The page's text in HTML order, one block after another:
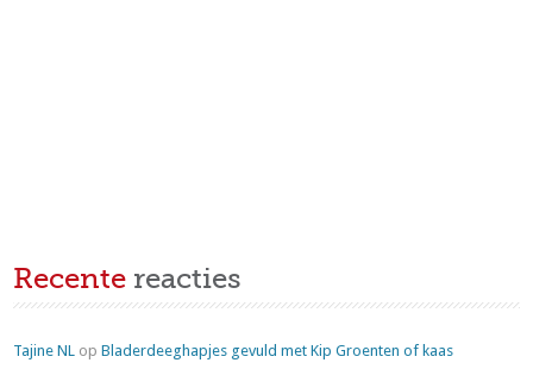
Recente reacties
Tajine NL opBladerdeeghapjes gevuld met Kip Groenten of kaas